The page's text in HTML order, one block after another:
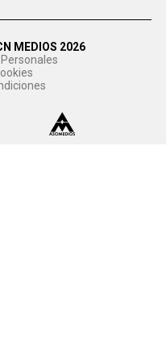
MEDIOS 2026